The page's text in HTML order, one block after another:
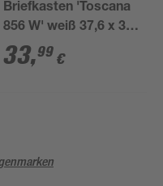
Briefkasten 'Toscana
856 W' weiß 37,6 x 33
x 10,6 cm
33,99 €